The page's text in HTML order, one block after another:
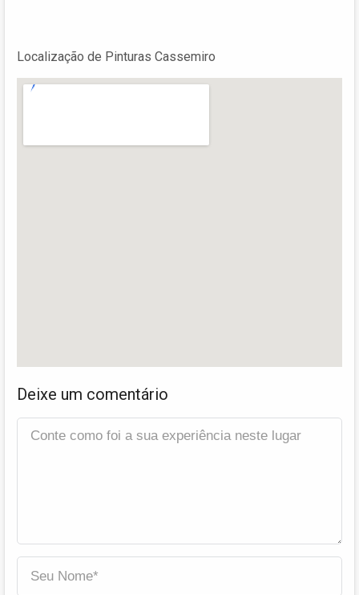
Localização de Pinturas Cassemiro
Deixe um comentário